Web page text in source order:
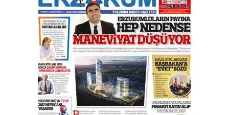
Esat BİNDESEN
Başkan Sekmen’den Erzurum’a
bir vizyon proje daha!
02 Ağustos 2026 Pazar
Kadir SABUNCUOĞLU
Erzurumspor’un köşe taşları
29 Haziran 2026 Pazartesi